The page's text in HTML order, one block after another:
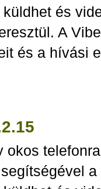
és
A
és a hívási
okos